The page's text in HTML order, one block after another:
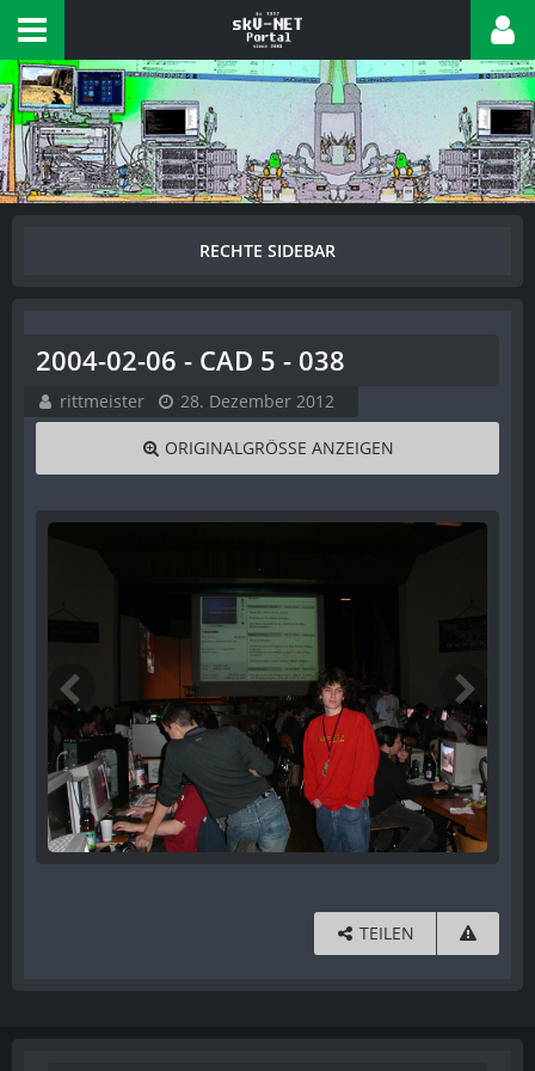
2004-02-06 - CAD 5 - 038
rittmeister 28. Dezember 2012
ORIGINALGRÖSSE ANZEIGEN
TEILEN